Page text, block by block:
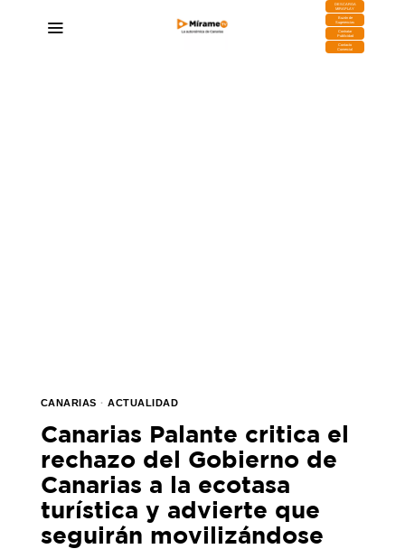
DESCARGA
MIRAPLAY
Buzón de
Sugerencias
Contratar
Publicidad
Contacto
Comercial
CANARIAS · ACTUALIDAD
Canarias Palante critica el
rechazo del Gobierno de
Canarias a la ecotasa
turística y advierte que
seguirán movilizándose